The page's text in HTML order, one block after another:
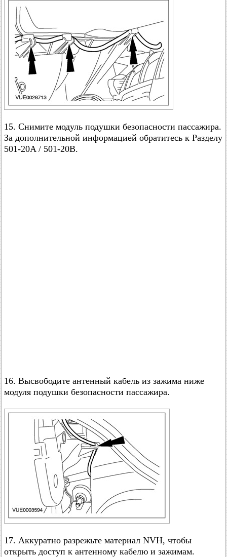
15. Снимите модуль подушки безопасности пассажира.
За дополнительной информацией обратитесь к Разделу
501-20A / 501-20B.
16. Высвободите антенный кабель из зажима ниже
модуля подушки безопасности пассажира.
17. Аккуратно разрежьте материал NVH, чтобы
открыть доступ к антенному кабелю и зажимам.